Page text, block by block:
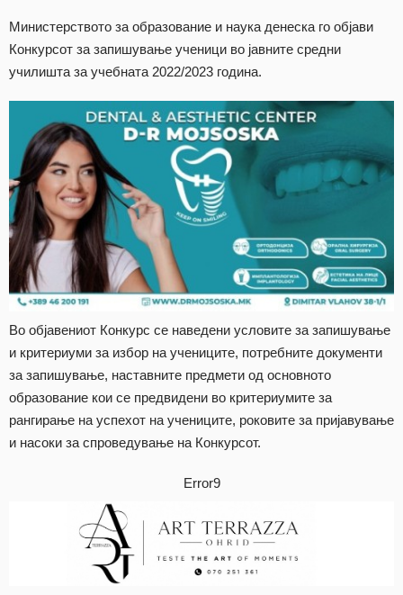
Министерството за образование и наука денеска го објави
Конкурсот за запишување ученици во јавните средни
училишта за учебната 2022/2023 година.
Во објавениот Конкурс се наведени условите за запишување
и критериуми за избор на учениците, потребните документи
за запишување, наставните предмети од основното
образование кои се предвидени во критериумите за
рангирање на успехот на учениците, роковите за пријавување
и насоки за спроведување на Конкурсот.
Error9